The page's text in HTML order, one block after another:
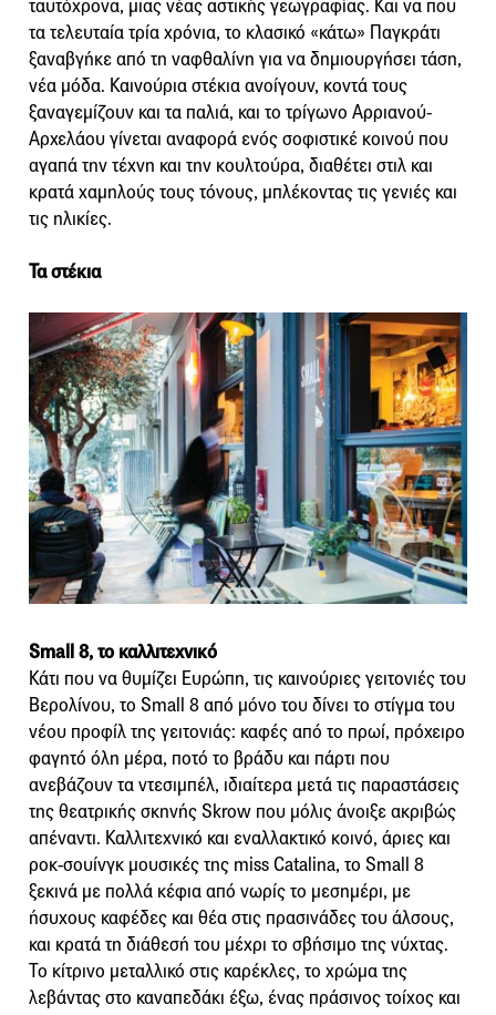
ταυτόχρονα, μιας νέας αστικής γεωγραφίας. Και να που
τα τελευταία τρία χρόνια, το κλασικό «κάτω» Παγκράτι
ξαναβγήκε από τη ναφθαλίνη για να δημιουργήσει τάση,
νέα μόδα. Καινούρια στέκια ανοίγουν, κοντά τους
ξαναγεμίζουν και τα παλιά, και το τρίγωνο Αρριανού-
Αρχελάου γίνεται αναφορά ενός σοφιστικέ κοινού που
αγαπά την τέχνη και την κουλτούρα, διαθέτει στιλ και
κρατά χαμηλούς τους τόνους, μπλέκοντας τις γενιές και
τις ηλικίες.
Τα στέκια
Small 8, το καλλιτεχνικό
Κάτι που να θυμίζει Ευρώπη, τις καινούριες γειτονιές του
Βερολίνου, το Small 8 από μόνο του δίνει το στίγμα του
νέου προφίλ της γειτονιάς: καφές από το πρωί, πρόχειρο
φαγητό όλη μέρα, ποτό το βράδυ και πάρτι που
ανεβάζουν τα ντεσιμπέλ, ιδιαίτερα μετά τις παραστάσεις
της θεατρικής σκηνής Skrow που μόλις άνοιξε ακριβώς
απέναντι. Καλλιτεχνικό και εναλλακτικό κοινό, άριες και
ροκ-σουίνγκ μουσικές της miss Catalina, το Small 8
ξεκινά με πολλά κέφια από νωρίς το μεσημέρι, με
ήσυχους καφέδες και θέα στις πρασινάδες του άλσους,
και κρατά τη διάθεσή του μέχρι το σβήσιμο της νύχτας.
Το κίτρινο μεταλλικό στις καρέκλες, το χρώμα της
λεβάντας στο καναπεδάκι έξω, ένας πράσινος τοίχος και